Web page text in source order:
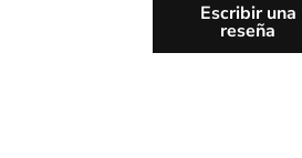
Escribir una
reseña